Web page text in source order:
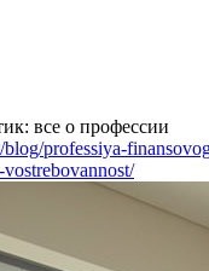
все о профессии
professiya-